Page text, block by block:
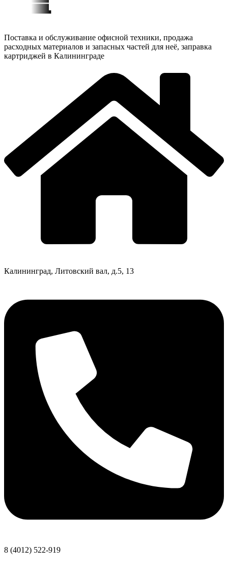
Поставка и обслуживание офисной техники, продажа
расходных материалов и запасных частей для неё, заправка
картриджей в Калининграде
Калининград, Литовский вал, д.5, 13
8 (4012) 522-919